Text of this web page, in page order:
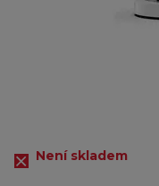
Není skladem